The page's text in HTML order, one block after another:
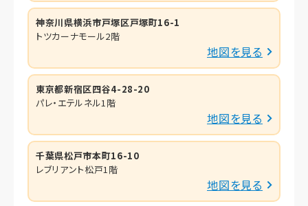
神奈川県横浜市戸塚区戸塚町16-1
トツカーナモール2階
地図を見る
東京都新宿区四谷4-28-20
パレ・エテルネル1階
地図を見る
千葉県松戸市本町16-10
レブリアント松戸1階
地図を見る